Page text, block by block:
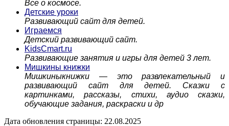
Все о космосе.
Детские уроки
Развивающий сайт для детей.
Играемся
Детский развивающий сайт.
KidsCmart.ru
Развивающие занятия и игры для детей 3 лет.
Мишкины книжки
Мишкиныкнижки — это развлекательный и
развивающий сайт для детей. Сказки с
картинками, рассказы, стихи, аудио сказки,
обучающие задания, раскраски и др
Дата обновления страницы: 22.08.2025